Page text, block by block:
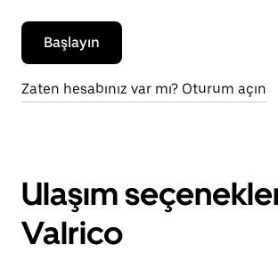
Başlayın
Zaten hesabınız var mı? Oturum açın
Ulaşım
Valrico